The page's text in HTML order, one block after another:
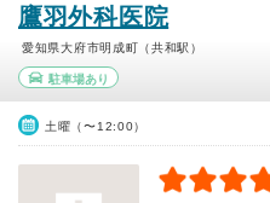
鷹羽外科医院
愛知県大府市明成町（共和駅）
駐車場あり
土曜（〜12:00）